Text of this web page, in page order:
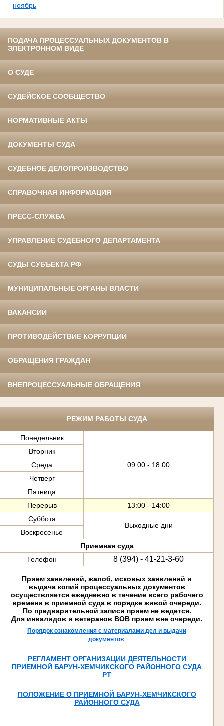
ноябрь
ПОДАЧА ПРОЦЕССУАЛЬНЫХ ДОКУМЕНТОВ В
ЭЛЕКТРОННОМ ВИДЕ
О СУДЕ
СУДЕЙСКОЕ СООБЩЕСТВО
НОРМАТИВНЫЕ АКТЫ
ДОКУМЕНТЫ СУДА
СУДЕБНОЕ ДЕЛОПРОИЗВОДСТВО
СПРАВОЧНАЯ ИНФОРМАЦИЯ
ПРЕСС-СЛУЖБА
УПРАВЛЕНИЕ СУДЕБНОГО ДЕПАРТАМЕНТА
СУДЫ СУБЪЕКТА РФ
МУНИЦИПАЛЬНЫЕ ОРГАНЫ ВЛАСТИ
ВАКАНСИИ
ПРОТИВОДЕЙСТВИЕ КОРРУПЦИИ
ОБРАЩЕНИЯ ГРАЖДАН
ВНЕПРОЦЕССУАЛЬНЫЕ ОБРАЩЕНИЯ
РЕЖИМ РАБОТЫ СУДА
Понедельник
09:00 - 18:00
Вторник
Среда
Четверг
Пятница
Перерыв
13:00 - 14:00
Суббота
Выходные дни
Воскресенье
Приемная суда
Телефон
8 (394) - 41-21-3-60
Прием заявлений, жалоб, исковых заявлений и
выдача копий процессуальных документов
осуществляется ежедневно в течение всего рабочего
времени в приемной суда в порядке живой очереди.
По предварительной записи прием не ведется.
Для инвалидов и ветеранов ВОВ прием вне очереди.
Порядок ознакомления с материалами дел и выдачи
документов
РЕГЛАМЕНТ ОРГАНИЗАЦИИ ДЕЯТЕЛЬНОСТИ
ПРИЕМНОЙ БАРУН-ХЕМЧИКСКОГО РАЙОННОГО СУДА
РТ
ПОЛОЖЕНИЕ О ПРИЕМНОЙ БАРУН-ХЕМЧИКСКОГО
РАЙОННОГО СУДА